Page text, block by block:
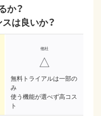
か？
は良いか？
△
無料トライアルは一部の
み
使う機能が選べず高コス
ト